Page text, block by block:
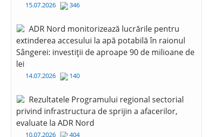
15.07.2026 346
ADR Nord monitorizează lucrările pentru
extinderea accesului la apă potabilă în raionul
Sângerei: investiții de aproape 90 de milioane de
lei
14.07.2026 140
Rezultatele Programului regional sectorial
privind infrastructura de sprijin a afacerilor,
evaluate la ADR Nord
10.07.2026 404